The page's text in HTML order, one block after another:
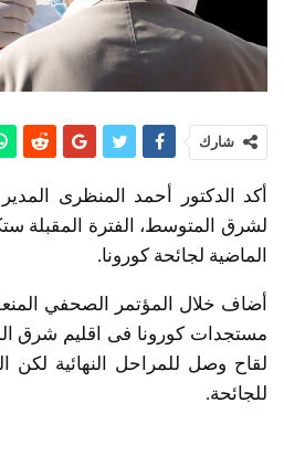
شارك
أكد الدكتور أحمد المنظرى
الماضية لجائحة كورونا.
أضاف خلال المؤتمر الصحفي
مستجدات كورونا فى اقليم شرق
لقاح وصل للمراحل النهائية لكن
للجائحة.